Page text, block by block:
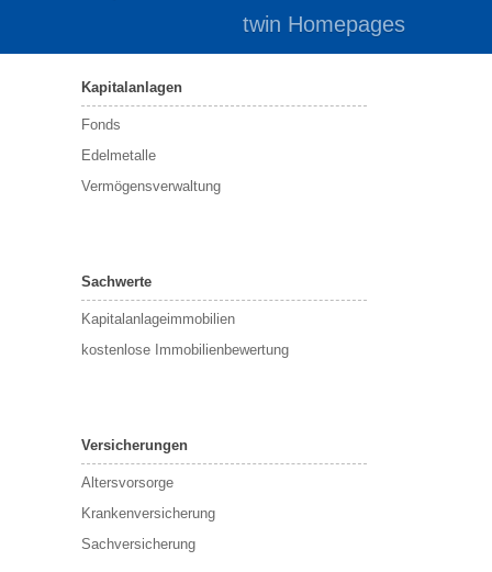
twin Homepages
Kapitalanlagen
Fonds
Edelmetalle
Vermögensverwaltung
Sachwerte
Kapitalanlageimmobilien
kostenlose Immobilienbewertung
Versicherungen
Altersvorsorge
Krankenversicherung
Sachversicherung